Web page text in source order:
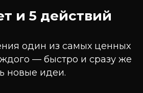
и 5 действий
один из самых ценных
— быстро и сразу же
новые идеи.